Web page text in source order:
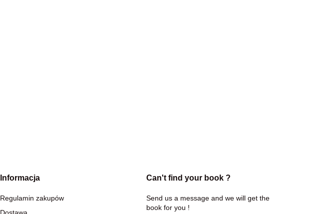
Informacja
Regulamin zakupów
Can't find your book ?
Send us a message and we will get the
book for you !